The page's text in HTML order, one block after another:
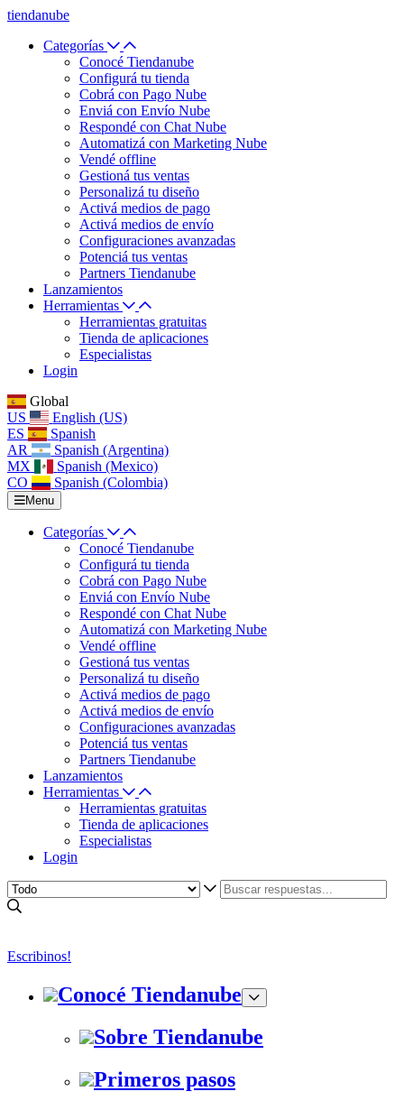
tiendanube
Categorías
Conocé Tiendanube
Configurá tu tienda
Cobrá con Pago Nube
Enviá con Envío Nube
Respondé con Chat Nube
Automatizá con Marketing Nube
Vendé offline
Gestioná tus ventas
Personalizá tu diseño
Activá medios de pago
Activá medios de envío
Configuraciones avanzadas
Potenciá tus ventas
Partners Tiendanube
Lanzamientos
Herramientas
Herramientas gratuitas
Tienda de aplicaciones
Especialistas
Login
Global
US
English (US)
ES
Spanish
AR
Spanish (Argentina)
MX
Spanish (Mexico)
CO
Spanish (Colombia)
Menu
Categorías
Conocé Tiendanube
Configurá tu tienda
Cobrá con Pago Nube
Enviá con Envío Nube
Respondé con Chat Nube
Automatizá con Marketing Nube
Vendé offline
Gestioná tus ventas
Personalizá tu diseño
Activá medios de pago
Activá medios de envío
Configuraciones avanzadas
Potenciá tus ventas
Partners Tiendanube
Lanzamientos
Herramientas
Herramientas gratuitas
Tienda de aplicaciones
Especialistas
Login
Escribinos!
Conocé Tiendanube
Sobre Tiendanube
Primeros pasos